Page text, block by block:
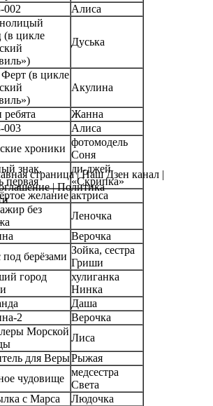
Алиса
(в цикле
Дуська
(в цикле
Акулина
Жанна
Алиса
хроники
фотомодель
Соня
знак.
первая
ди-джей
«Скрипка»
желание актриса
без
Леночка
Верочка
берёзами
Зойка, сестра
Гриши
город
хулиганка
Нинка
Даша
2
Верочка
Морской
Лиса
для ВерыРыжая
чудовище
медсестра
Света
с Марса
Людочка
страница|Наш Дзен канал |
|Политика